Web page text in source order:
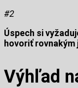
#2
Úspech si
hovoriť rovnakým
Výhľad